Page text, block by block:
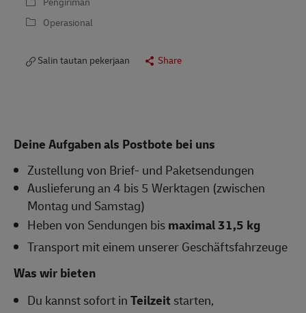
Operasional
Salin tautan pekerjaan Share
Deine Aufgaben als Postbote bei uns
Zustellung von Brief- und Paketsendungen
Auslieferung an 4 bis 5 Werktagen (zwischen
Montag und Samstag)
Heben von Sendungen bismaximal 31,5 kg
Transport mit einem unserer Geschäftsfahrzeuge
Was wir bieten
Du kannst sofort inTeilzeit starten,